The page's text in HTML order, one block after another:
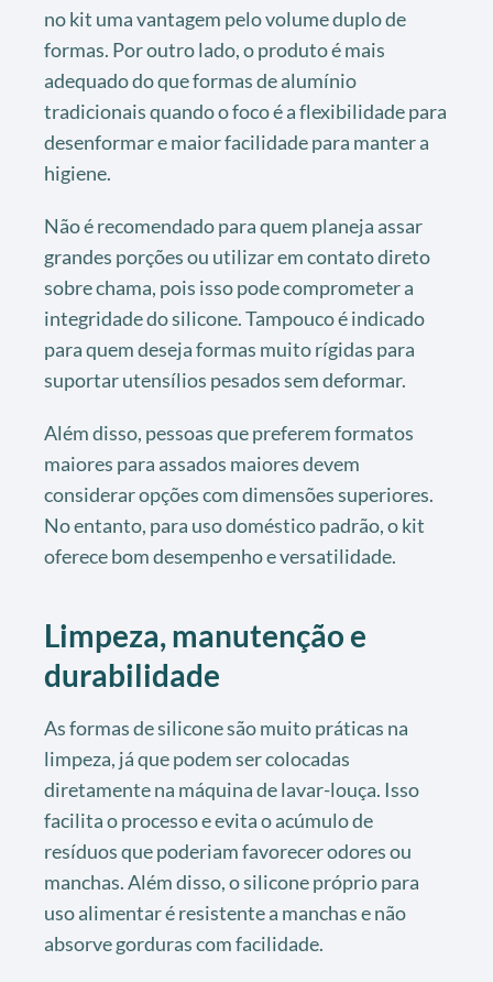
no kit uma vantagem pelo volume duplo de
formas. Por outro lado, o produto é mais
adequado do que formas de alumínio
tradicionais quando o foco é a flexibilidade para
desenformar e maior facilidade para manter a
higiene.
Não é recomendado para quem planeja assar
grandes porções ou utilizar em contato direto
sobre chama, pois isso pode comprometer a
integridade do silicone. Tampouco é indicado
para quem deseja formas muito rígidas para
suportar utensílios pesados sem deformar.
Além disso, pessoas que preferem formatos
maiores para assados maiores devem
considerar opções com dimensões superiores.
No entanto, para uso doméstico padrão, o kit
oferece bom desempenho e versatilidade.
Limpeza, manutenção e
durabilidade
As formas de silicone são muito práticas na
limpeza, já que podem ser colocadas
diretamente na máquina de lavar-louça. Isso
facilita o processo e evita o acúmulo de
resíduos que poderiam favorecer odores ou
manchas. Além disso, o silicone próprio para
uso alimentar é resistente a manchas e não
absorve gorduras com facilidade.